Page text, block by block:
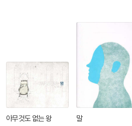
아무것도 없는 왕 말